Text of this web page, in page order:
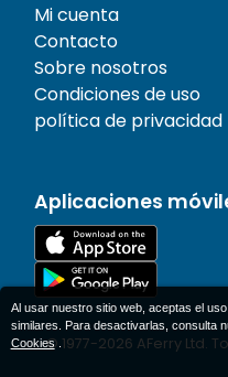
Mi cuenta
Contacto
Sobre nosotros
Condiciones de uso
política de privacidad
Aplicaciones
© 1977-2026 AFerry Ltd.
Al usar nuestro sitio web, aceptas el
similares. Para desactivarlas, consulta
Cookies.